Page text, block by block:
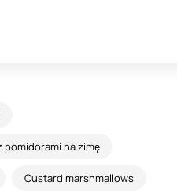
pomidorami na zimę
Custard marshmallows